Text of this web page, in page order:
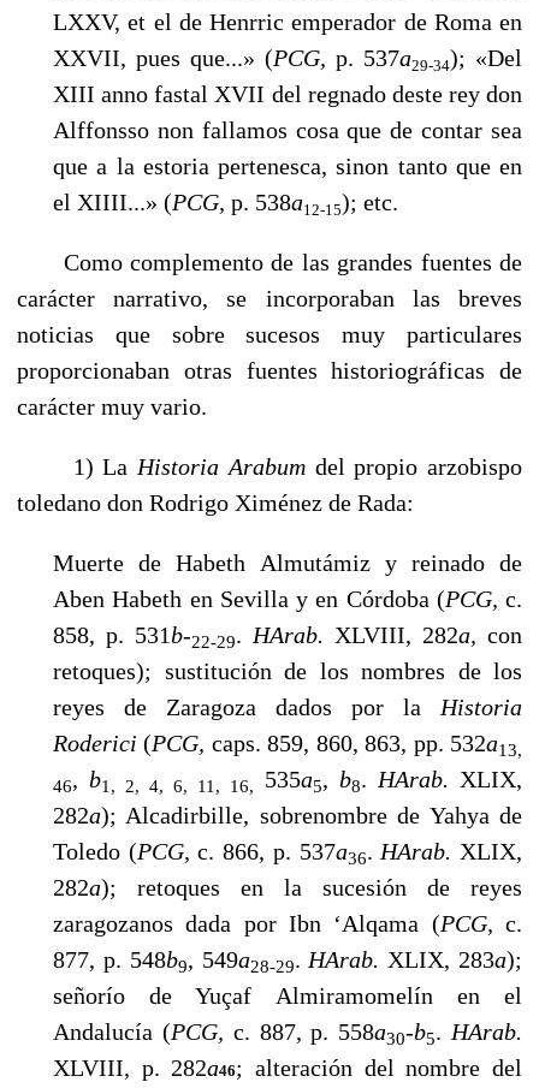
LXXV, et el de Henrric emperador de Roma en
XXVII, pues que...» (PCG, p. 537a29-34); «Del
XIII anno fastal XVII del regnado deste rey don
Alffonsso non fallamos cosa que de contar sea
que a la estoria pertenesca, sinon tanto que en
el XIIII...» (PCG, p. 538a12-15); etc.
Como complemento de las grandes fuentes de
carácter narrativo, se incorporaban las breves
noticias que sobre sucesos muy particulares
proporcionaban otras fuentes historiográficas de
carácter muy vario.
1) La Historia Arabum del propio arzobispo
toledano don Rodrigo Ximénez de Rada:
Muerte de Habeth Almutámiz y reinado de
Aben Habeth en Sevilla y en Córdoba (PCG, c.
858, p. 531b-22-29. HArab. XLVIII, 282a, con
retoques); sustitución de los nombres de los
reyes de Zaragoza dados por la Historia
Roderici(PCG, caps. 859, 860, 863, pp. 532a13,
46, b1, 2, 4, 6, 11, 16, 535a5, b8. HArab. XLIX,
282a); Alcadirbille, sobrenombre de Yahya de
Toledo (PCG, c. 866, p. 537a36. HArab. XLIX,
282a); retoques en la sucesión de reyes
zaragozanos dada por Ibn ‘Alqama (PCG,c.
877, p. 548b9, 549a28-29. HArab. XLIX, 283a);
señorío de Yuçaf Almiramomelín en el
Andalucía (PCG, c. 887, p. 558a30-b5. HArab.
XLVIII, p. 282a46; alteración del nombre del